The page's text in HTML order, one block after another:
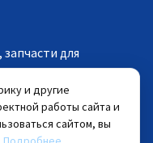
для
права
при
и другие
работы сайта и
сайтом, вы